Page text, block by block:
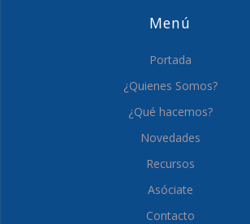
Menú
Portada
¿Quienes Somos?
¿Qué hacemos?
Novedades
Recursos
Asóciate
Contacto